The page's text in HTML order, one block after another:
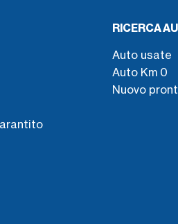
RICERCA
Auto usate
Auto Km 0
Nuovo